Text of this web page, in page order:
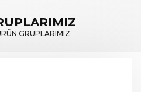
GRUPLARIMIZ